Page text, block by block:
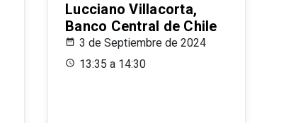
Lucciano Villacorta,
Banco Central de Chile
3 de Septiembre de 2024
13:35 a 14:30